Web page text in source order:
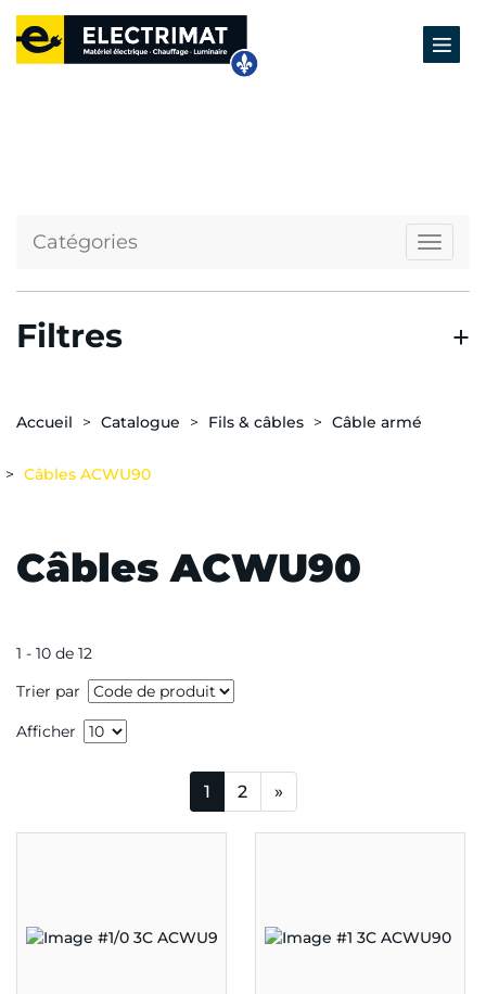
Catégories
Filtres
Accueil Catalogue Fils & câbles Câble armé
Câbles ACWU90
Câbles ACWU90
1 - 10 de 12
Trier par
Afficher
1 2 »